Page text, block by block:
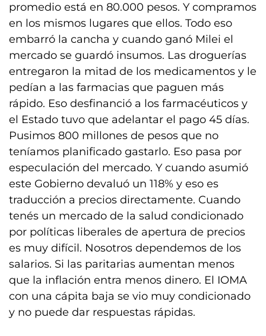
promedio está en 80.000 pesos. Y compramos
en los mismos lugares que ellos. Todo eso
embarró la cancha y cuando ganó Milei el
mercado se guardó insumos. Las droguerías
entregaron la mitad de los medicamentos y le
pedían a las farmacias que paguen más
rápido. Eso desfinanció a los farmacéuticos y
el Estado tuvo que adelantar el pago 45 días.
Pusimos 800 millones de pesos que no
teníamos planificado gastarlo. Eso pasa por
especulación del mercado. Y cuando asumió
este Gobierno devaluó un 118% y eso es
traducción a precios directamente. Cuando
tenés un mercado de la salud condicionado
por políticas liberales de apertura de precios
es muy difícil. Nosotros dependemos de los
salarios. Si las paritarias aumentan menos
que la inflación entra menos dinero. El IOMA
con una cápita baja se vio muy condicionado
y no puede dar respuestas rápidas.